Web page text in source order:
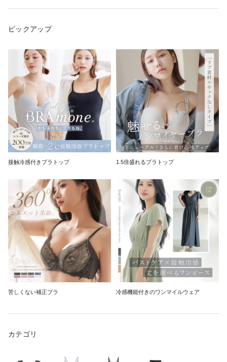
ピックアップ
接触冷感付きブラトップ 1.5倍盛れるブラトップ
苦しくない補正ブラ 冷感機能付きのワンマイルウェア
カテゴリ